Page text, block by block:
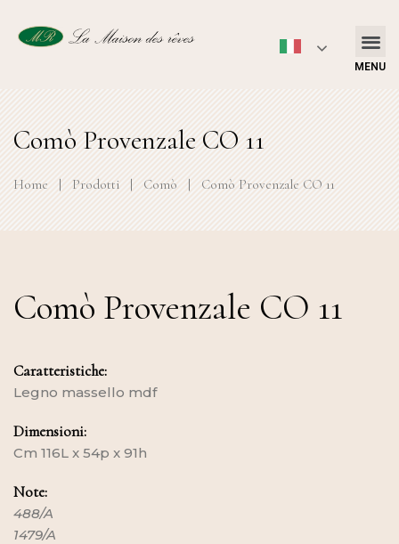
MENU
Comò Provenzale CO 11
Home | Prodotti | Comò | Comò Provenzale CO 11
Comò Provenzale CO 11
Caratteristiche:
Legno massello mdf
Dimensioni:
Cm 116L x 54p x 91h
Note:
488/A
1479/A